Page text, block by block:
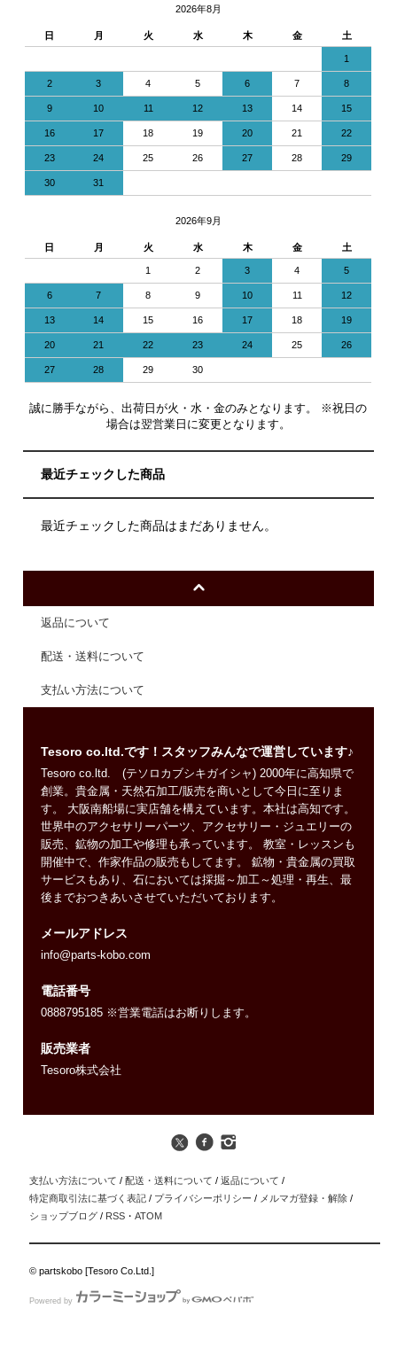
2026年8月
日 月 火 水 木 金 土
1
2 3 4 5 6 7 8
9 10 11 12 13 14 15
16 17 18 19 20 21 22
23 24 25 26 27 28 29
30 31
2026年9月
日 月 火 水 木 金 土
1 2 3 4 5
6 7 8 9 10 11 12
13 14 15 16 17 18 19
20 21 22 23 24 25 26
27 28 29 30
誠に勝手ながら、出荷日が火・水・金のみとなります。 ※祝日の
場合は翌営業日に変更となります。
最近チェックした商品
最近チェックした商品はまだありません。
返品について
配送・送料について
支払い方法について
Tesoro co.ltd.です！スタッフみんなで運営しています♪
Tesoro co.ltd. (テソロカブシキガイシャ) 2000年に高知県で
創業。貴金属・天然石加工/販売を商いとして今日に至りま
す。 大阪南船場に実店舗を構えています。本社は高知です。
世界中のアクセサリーパーツ、アクセサリー・ジュエリーの
販売、鉱物の加工や修理も承っています。 教室・レッスンも
開催中で、作家作品の販売もしてます。 鉱物・貴金属の買取
サービスもあり、石においては採掘～加工～処理・再生、最
後までおつきあいさせていただいております。
メールアドレス
info@parts-kobo.com
電話番号
0888795185 ※営業電話はお断りします。
販売業者
Tesoro株式会社
支払い方法について / 配送・送料について / 返品について /
特定商取引法に基づく表記 / プライバシーポリシー / メルマガ登録・解除 /
ショップブログ / RSS ・ATOM
© partskobo [Tesoro Co.Ltd.]
Powered by